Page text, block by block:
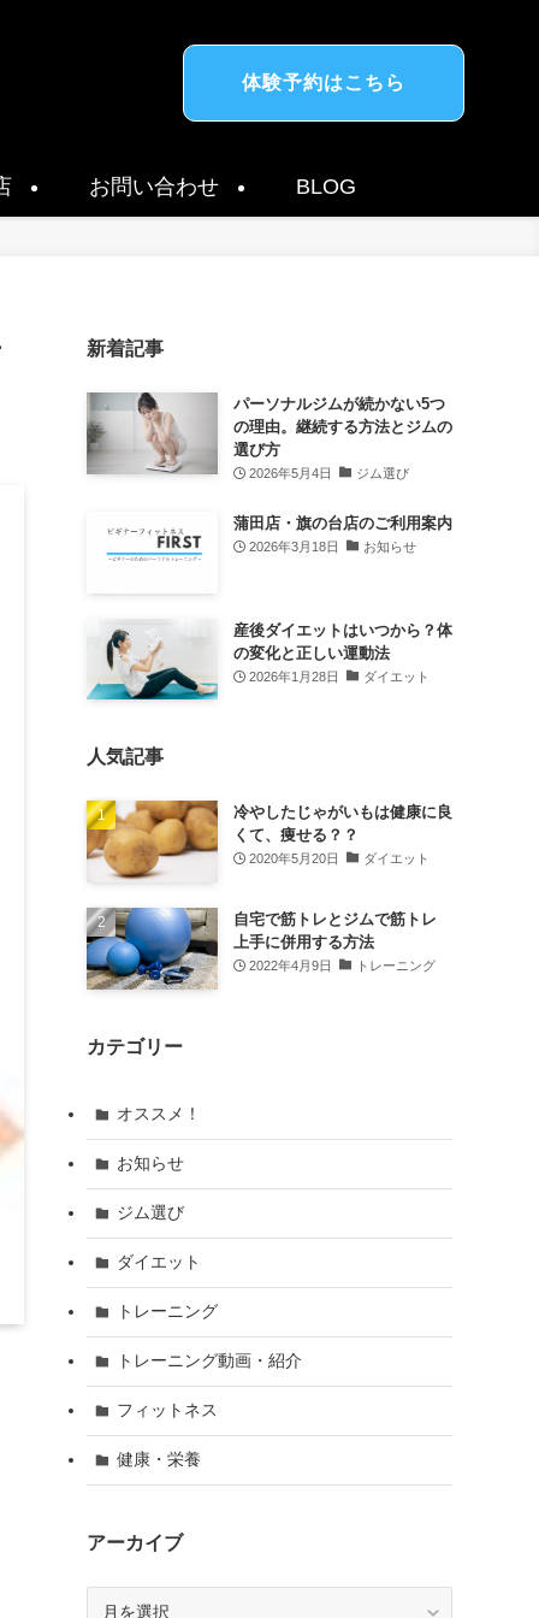
お問い合わせ BLOG
体験予約はこちら
新着記事
パーソナルジムが続かない5つ
の理由。継続する方法とジムの
選び方
2026年5月4日 ジム選び
蒲田店・旗の台店のご利用案内
2026年3月18日 お知らせ
産後ダイエットはいつから？体
の変化と正しい運動法
2026年1月28日 ダイエット
人気記事
冷やしたじゃがいもは健康に良
くて、痩せる？？
2020年5月20日 ダイエット
自宅で筋トレとジムで筋トレ
上手に併用する方法
2022年4月9日 トレーニング
カテゴリー
オススメ！
お知らせ
ジム選び
ダイエット
トレーニング
トレーニング動画・紹介
フィットネス
健康・栄養
アーカイブ